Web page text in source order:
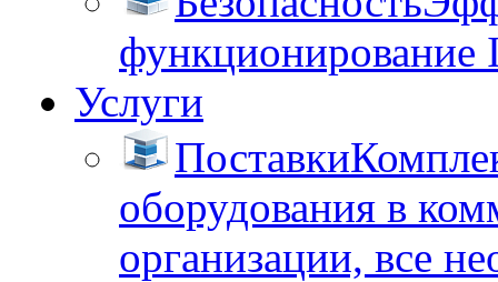
функционирование
Услуги
Поставки
оборудования в
организации, все